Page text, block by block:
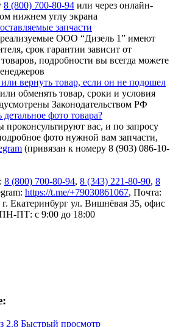
8 (800) 700-80-94 или через онлайн-
нижнем углу экрана
запчасти
реализуемые ООО “Дизель 1” имеют
срок гарантии зависит от
подробности вы всегда можете
вернуть товар, если он не подошел
обменять товар, сроки и условия
Законодательством РФ
фото товара?
вас, и по запросу
фото нужной вам запчасти,
(привязан к номеру 8 (903) 086-10-
8 (800) 700-80-94, 8 (343) 221-80-90, 8
https://t.me/+79030861067, Почта:
Екатеринбург ул. Вишнёвая 35, офис
ПТ: с 9:00 до 18:00
Быстрый просмотр